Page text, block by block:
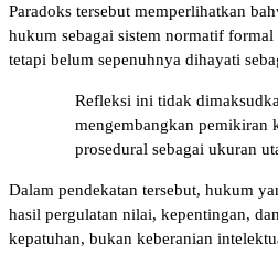
Paradoks tersebut memperlihatkan
hukum sebagai sistem normatif
tetapi belum sepenuhnya dihayati
Refleksi ini tidak
mengembangkan pemikiran
prosedural sebagai ukuran
Dalam pendekatan tersebut, hukum
hasil pergulatan nilai, kepentingan,
kepatuhan, bukan keberanian